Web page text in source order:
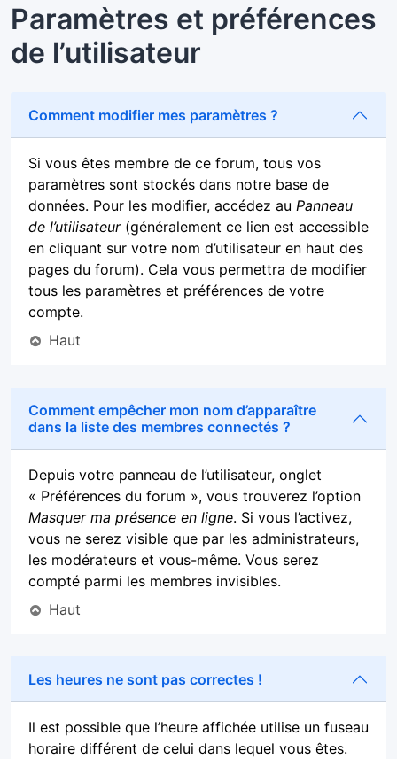
Paramètres et préférences
de l’utilisateur
Comment modifier mes paramètres ?
Si vous êtes membre de ce forum, tous vos
paramètres sont stockés dans notre base de
données. Pour les modifier, accédez au Panneau
de l’utilisateur(généralement ce lien est accessible
en cliquant sur votre nom d’utilisateur en haut des
pages du forum). Cela vous permettra de modifier
tous les paramètres et préférences de votre
compte.
Haut
Comment empêcher mon nom d’apparaître
dans la liste des membres connectés ?
Depuis votre panneau de l’utilisateur, onglet
« Préférences du forum », vous trouverez l’option
Masquer ma présence en ligne. Si vous l’activez,
vous ne serez visible que par les administrateurs,
les modérateurs et vous-même. Vous serez
compté parmi les membres invisibles.
Haut
Les heures ne sont pas correctes !
Il est possible que l’heure affichée utilise un fuseau
horaire différent de celui dans lequel vous êtes.